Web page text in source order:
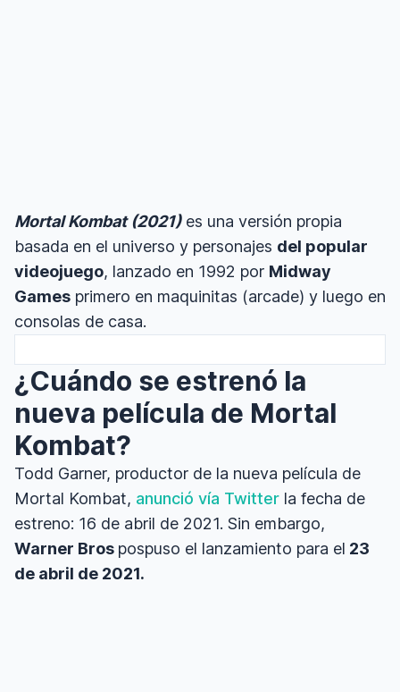
Mortal Kombat (2021)es una versión propia
basada en el universo y personajes del popular
videojuego, lanzado en 1992 por Midway
Games primero en maquinitas (arcade) y luego en
consolas de casa.
¿Cuándo se estrenó la
nueva película de Mortal
Kombat?
Todd Garner, productor de la nueva película de
Mortal Kombat, anunció vía Twitter la fecha de
estreno: 16 de abril de 2021. Sin embargo,
Warner Bros pospuso el lanzamiento para el 23
de abril de 2021.